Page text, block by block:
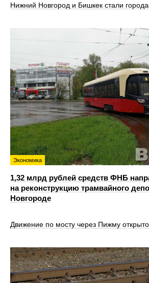
Нижний Новгород и Бишкек стали
Экономика
1,32 млрд рублей средств ФНБ
на реконструкцию трамвайного
Новгороде
Движение по мосту через Пижму